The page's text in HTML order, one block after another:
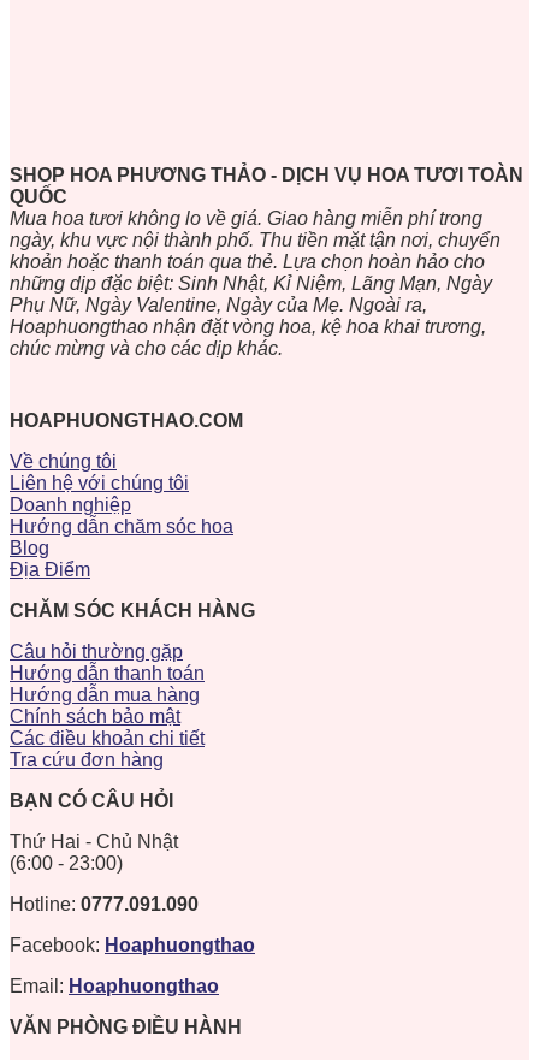
SHOP HOA PHƯƠNG THẢO - DỊCH VỤ HOA TƯƠI TOÀN
QUỐC
Mua hoa tươi không lo về giá. Giao hàng miễn phí trong
ngày, khu vực nội thành phố. Thu tiền mặt tận nơi, chuyển
khoản hoặc thanh toán qua thẻ. Lựa chọn hoàn hảo cho
những dịp đặc biệt: Sinh Nhật, Kỉ Niệm, Lãng Mạn, Ngày
Phụ Nữ, Ngày Valentine, Ngày của Mẹ. Ngoài ra,
Hoaphuongthao nhận đặt vòng hoa, kệ hoa khai trương,
chúc mừng và cho các dịp khác.
HOAPHUONGTHAO.COM
Về chúng tôi
Liên hệ với chúng tôi
Doanh nghiệp
Hướng dẫn chăm sóc hoa
Blog
Địa Điểm
CHĂM SÓC KHÁCH HÀNG
Câu hỏi thường gặp
Hướng dẫn thanh toán
Hướng dẫn mua hàng
Chính sách bảo mật
Các điều khoản chi tiết
Tra cứu đơn hàng
BẠN CÓ CÂU HỎI
Thứ Hai - Chủ Nhật
(6:00 - 23:00)
Hotline: 0777.091.090
Facebook: Hoaphuongthao
Email: Hoaphuongthao
VĂN PHÒNG ĐIỀU HÀNH